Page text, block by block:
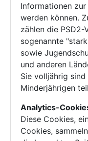
Informationen
werden können.
zählen die PSD2-
sogenannte
sowie
und anderen
Sie volljährig
Minderjährigen
Analytics-
Diese Cookies,
Cookies,